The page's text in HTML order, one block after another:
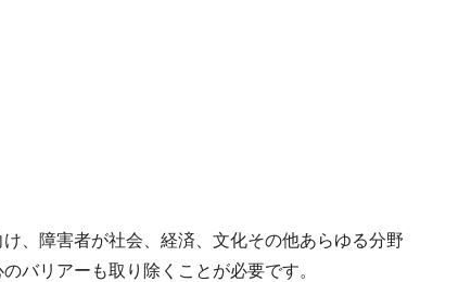
、障害者が社会、経済、文化その他あらゆる分野
バリアーも取り除くことが必要です。